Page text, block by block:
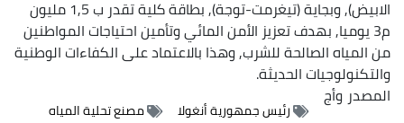
الابيض), وبجاية (تيغرمت-توجة), بطاقة كلية تقدر ب 1,5 مليون
م3 يوميا, بهدف تعزيز الأمن المائي وتأمين احتياجات المواطنين
من المياه الصالحة للشرب, وهذا بالاعتماد على الكفاءات الوطنية
والتكنولوجيات الحديثة.
المصدروأج
رئيس جمهورية أنغولا مصنع تحلية المياه